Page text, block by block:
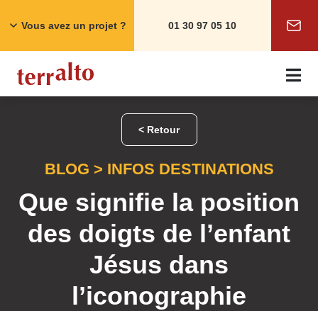
Vous avez un projet ? 01 30 97 05 10
< Retour
BLOG > INFOS DESTINATIONS
Que signifie la position
des doigts de l’enfant
Jésus dans
l’iconographie